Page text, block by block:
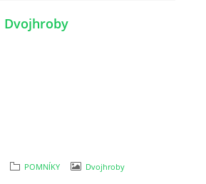
Dvojhroby
POMNÍKY Dvojhroby